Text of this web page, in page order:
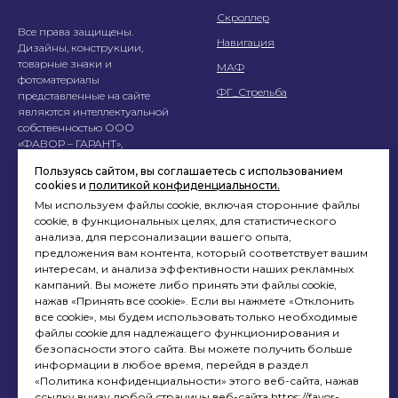
Пользуясь сайтом, вы соглашаетесь с использованием
cookies и политикой конфиденциальности.
Мы используем файлы cookie, включая сторонние файлы
cookie, в функциональных целях, для статистического
анализа, для персонализации вашего опыта,
предложения вам контента, который соответствует вашим
интересам, и анализа эффективности наших рекламных
кампаний. Вы можете либо принять эти файлы cookie,
нажав «Принять все cookie». Если вы нажмете «Отклонить
все cookie», мы будем использовать только необходимые
файлы cookie для надлежащего функционирования и
безопасности этого сайта. Вы можете получить больше
информации в любое время, перейдя в раздел
«Политика конфиденциальности» этого веб-сайта, нажав
Все права защищены.
Дизайны, конструкции,
товарные знаки и
фотоматериалы
представленные на сайте
являются интеллектуальной
собственностью ООО
«ФАВОР – ГАРАНТ»,
запрещено.
Перепечатка материалов
данного сайта возможна
только с письменного
разрешения. При
цитировании ссылка
www.favor-garant.ru
обязательна.
Обратная связь: info@favor-
garant.ru
Скроллер
Навигация
МАФ
ФГ_Стрельба
Услуги Помощь